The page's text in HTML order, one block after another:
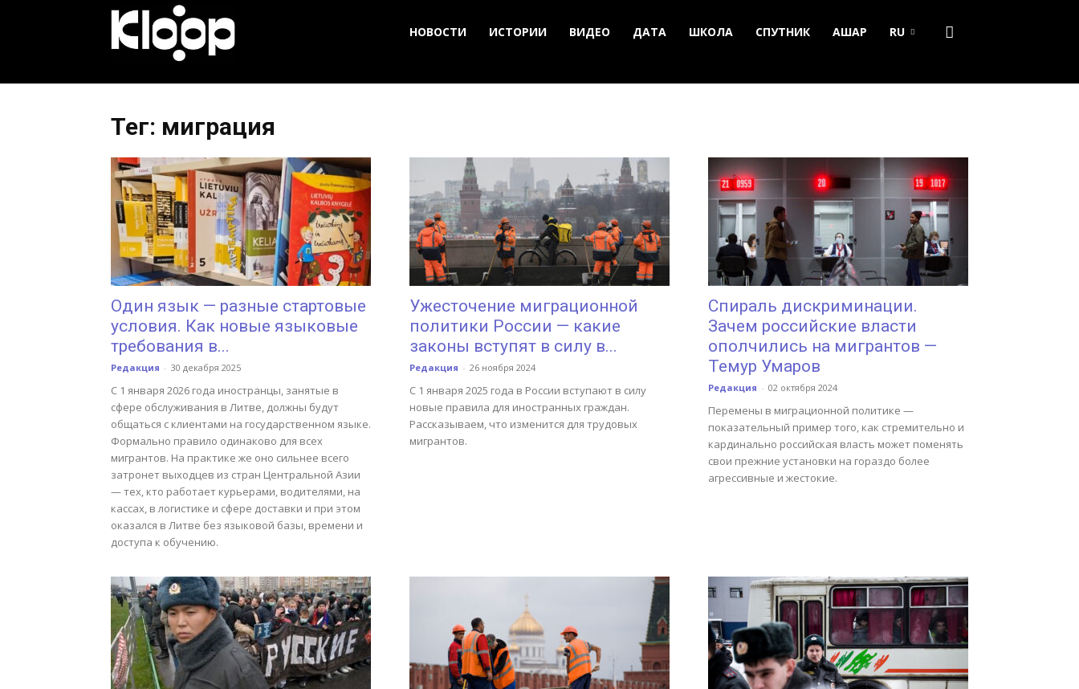
Новости
Кыргызстана
НОВОСТИ ИСТОРИИ ВИДЕО ДАТА ШКОЛА СПУТНИК АШАР RU
Тег: миграция
Один язык — разные стартовые
условия. Как новые языковые
требования в...
Редакция - 30 декабря 2025
С 1 января 2026 года иностранцы, занятые в
сфере обслуживания в Литве, должны будут
общаться с клиентами на государственном языке.
Формально правило одинаково для всех
мигрантов. На практике же оно сильнее всего
затронет выходцев из стран Центральной Азии
— тех, кто работает курьерами, водителями, на
кассах, в логистике и сфере доставки и при этом
оказался в Литве без языковой базы, времени и
доступа к обучению.
Ужесточение миграционной
политики России — какие
законы вступят в силу в...
Редакция - 26 ноября 2024
С 1 января 2025 года в России вступают в силу
новые правила для иностранных граждан.
Рассказываем, что изменится для трудовых
мигрантов.
Спираль дискриминации.
Зачем российские власти
ополчились на мигрантов —
Темур Умаров
Редакция - 02 октября 2024
Перемены в миграционной политике —
показательный пример того, как стремительно и
кардинально российская власть может поменять
свои прежние установки на гораздо более
агрессивные и жестокие.